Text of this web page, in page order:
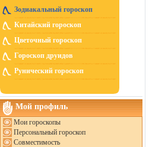
Зодиакальный гороскоп
Китайский гороскоп
Цветочный гороскоп
Гороскоп друидов
Рунический гороскоп
Мой профиль
Мои гороскопы
Персональный гороскоп
Совместимость